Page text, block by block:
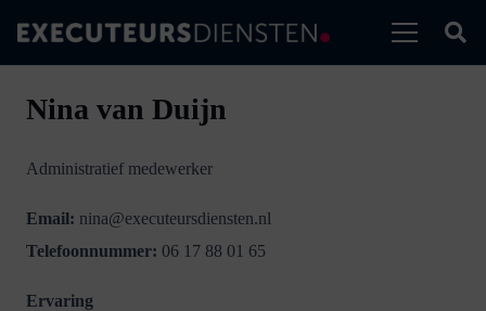
Nina van Duijn
Administratief medewerker
Email: nina@executeursdiensten.nl
Telefoonnummer: 06 17 88 01 65
Ervaring